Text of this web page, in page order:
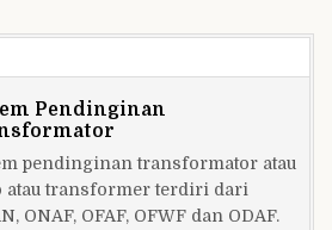
Pendinginan
pendinginan transformator atau
atau transformer terdiri dari
ONAF, OFAF, OFWF dan ODAF.